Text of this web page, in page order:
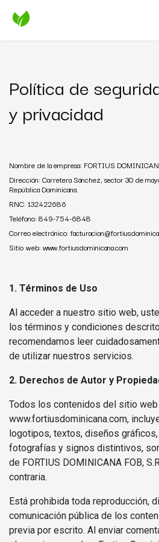
Política de
y privacidad
Nombre de la empresa: FORTIUS
Dirección: Carretera Sánchez, sector 30 de
República Dominicana.
RNC: 132422686
Teléfono: 849-754-6848
Correo electrónico:
Sitio web: www.fortiusdominicana.com
1. Términos de Uso
Al acceder a nuestro sitio web,
los términos y condiciones
recomendamos leer
de utilizar nuestros servicios.
2. Derechos de Autor y
Todos los contenidos del sitio web
www.fortiusdominicana.com,
logotipos, textos, diseños
fotografías y signos distintivos,
de FORTIUS DOMINICANA FOB,
contraria.
Está prohibida toda reproducción,
comunicación pública de los
previa por escrito. Al enviar